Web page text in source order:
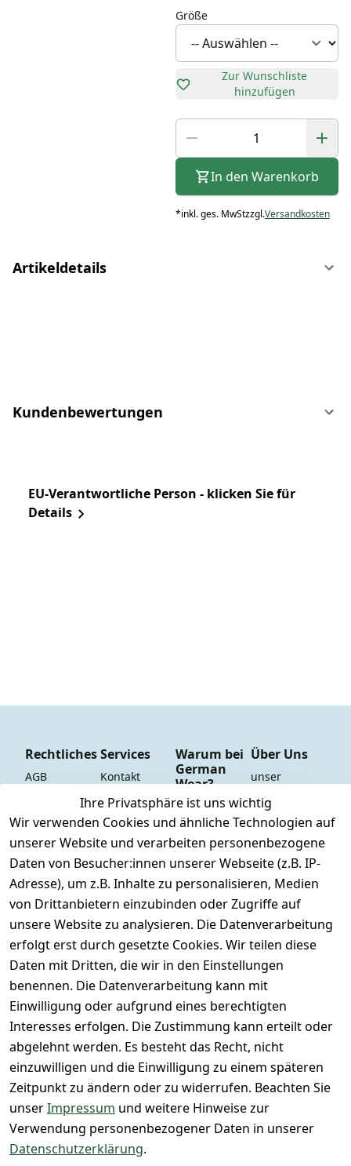
Größe
Zur Wunschliste
hinzufügen
In den Warenkorb
*inkl. ges. MwStzzgl.Versandkosten
Artikeldetails
Kundenbewertungen
EU-Verantwortliche Person - klicken Sie für
Details
Ihre Privatsphäre ist uns wichtig
Wir verwenden Cookies und ähnliche Technologien auf
unserer Website und verarbeiten personenbezogene
Daten von Besucher:innen unserer Webseite (z.B. IP-
Adresse), um z.B. Inhalte zu personalisieren, Medien
von Drittanbietern einzubinden oder Zugriffe auf
unsere Website zu analysieren. Die Datenverarbeitung
erfolgt erst durch gesetzte Cookies. Wir teilen diese
Daten mit Dritten, die wir in den Einstellungen
benennen. Die Datenverarbeitung kann mit
Einwilligung oder aufgrund eines berechtigten
Interesses erfolgen. Die Zustimmung kann erteilt oder
abgelehnt werden. Es besteht das Recht, nicht
einzuwilligen und die Einwilligung zu einem späteren
Zeitpunkt zu ändern oder zu widerrufen. Beachten Sie
unserImpressum und weitere Hinweise zur
Verwendung personenbezogener Daten in unserer
Datenschutzerklärung.
Rechtliches
AGB
Impressum
Datenschutze
rklärung
Barrierefreihe
itserklärung
Widerrufsrec
ht
Vertrag
widerrufen
Services
Kontakt
Registrieren
Versand &
Versandkoste
n
Retoure &
Rücksendung
Rücksendeeti
kett drucken
(Inland)
FAQs - Häufig
gestellte
Fragen
Konfektionsgr
ößen
Lagerverkauf
- unser Laden
in Hannover
Warum bei
German
Wear?
Dauer
Tiefpreisgara
ntie*
Express-24h-
Versand
24/7 aktueller
Warenbestan
d
+ 95% aus
eigener
Herstellung
+ 60 Jahre
Geschäftserfa
hrung
Über Uns
unser
YouTube-
Kanal
unsere
Facebook-
Seite
unsere
Damen &
Herren
unsere
Gutscheine &
SALE
Whatsapp Nr.:
+49511676950
14
Lagerverkauf:
Ikarusallee